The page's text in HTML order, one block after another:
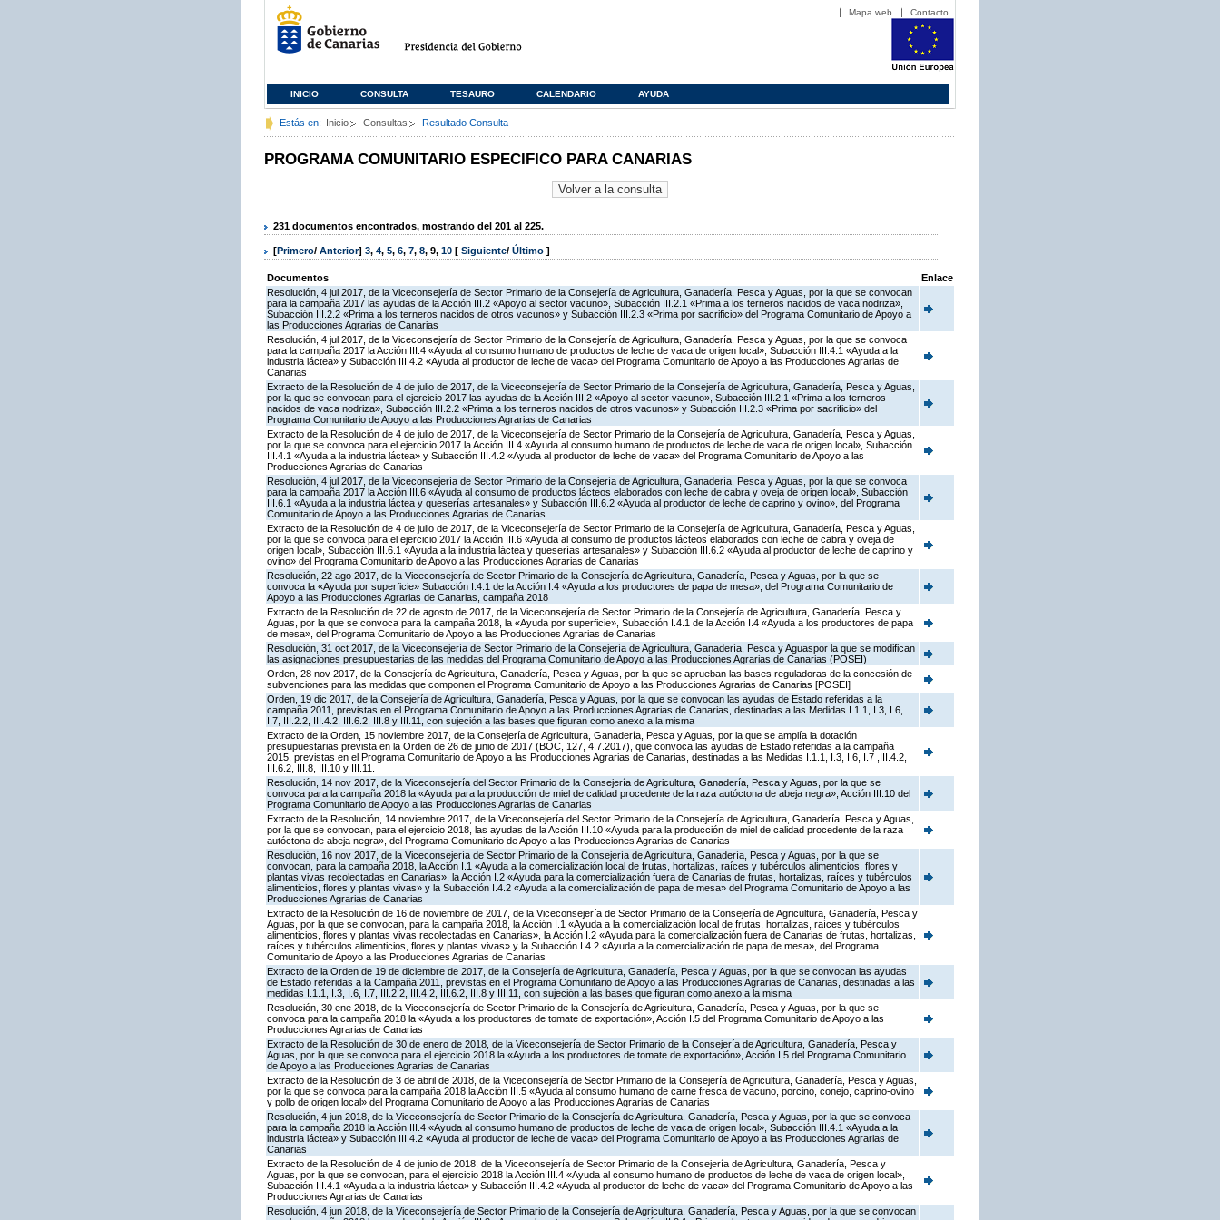
Mapa web Contacto
INICIO CONSULTA TESAURO CALENDARIO AYUDA
Estás en: Inicio Consultas Resultado Consulta
PROGRAMA COMUNITARIO ESPECIFICO PARA CANARIAS
231 documentos encontrados, mostrando del 201 al 225.
[Primero/ Anterior] 3, 4, 5, 6, 7, 8, 9, 10 [ Siguiente/ Último ]
Documentos
Enlace
Resolución, 4 jul 2017, de la Viceconsejería de Sector Primario de la Consejería de Agricultura, Ganadería, Pesca y Aguas, por la que se convocan
para la campaña 2017 las ayudas de la Acción III.2 «Apoyo al sector vacuno», Subacción III.2.1 «Prima a los terneros nacidos de vaca nodriza»,
Subacción III.2.2 «Prima a los terneros nacidos de otros vacunos» y Subacción III.2.3 «Prima por sacrificio» del Programa Comunitario de Apoyo a
las Producciones Agrarias de Canarias
Resolución, 4 jul 2017, de la Viceconsejería de Sector Primario de la Consejería de Agricultura, Ganadería, Pesca y Aguas, por la que se convoca
para la campaña 2017 la Acción III.4 «Ayuda al consumo humano de productos de leche de vaca de origen local», Subacción III.4.1 «Ayuda a la
industria láctea» y Subacción III.4.2 «Ayuda al productor de leche de vaca» del Programa Comunitario de Apoyo a las Producciones Agrarias de
Canarias
Extracto de la Resolución de 4 de julio de 2017, de la Viceconsejería de Sector Primario de la Consejería de Agricultura, Ganadería, Pesca y Aguas,
por la que se convocan para el ejercicio 2017 las ayudas de la Acción III.2 «Apoyo al sector vacuno», Subacción III.2.1 «Prima a los terneros
nacidos de vaca nodriza», Subacción III.2.2 «Prima a los terneros nacidos de otros vacunos» y Subacción III.2.3 «Prima por sacrificio» del
Programa Comunitario de Apoyo a las Producciones Agrarias de Canarias
Extracto de la Resolución de 4 de julio de 2017, de la Viceconsejería de Sector Primario de la Consejería de Agricultura, Ganadería, Pesca y Aguas,
por la que se convoca para el ejercicio 2017 la Acción III.4 «Ayuda al consumo humano de productos de leche de vaca de origen local», Subacción
III.4.1 «Ayuda a la industria láctea» y Subacción III.4.2 «Ayuda al productor de leche de vaca» del Programa Comunitario de Apoyo a las
Producciones Agrarias de Canarias
Resolución, 4 jul 2017, de la Viceconsejería de Sector Primario de la Consejería de Agricultura, Ganadería, Pesca y Aguas, por la que se convoca
para la campaña 2017 la Acción III.6 «Ayuda al consumo de productos lácteos elaborados con leche de cabra y oveja de origen local», Subacción
III.6.1 «Ayuda a la industria láctea y queserías artesanales» y Subacción III.6.2 «Ayuda al productor de leche de caprino y ovino», del Programa
Comunitario de Apoyo a las Producciones Agrarias de Canarias
Extracto de la Resolución de 4 de julio de 2017, de la Viceconsejería de Sector Primario de la Consejería de Agricultura, Ganadería, Pesca y Aguas,
por la que se convoca para el ejercicio 2017 la Acción III.6 «Ayuda al consumo de productos lácteos elaborados con leche de cabra y oveja de
origen local», Subacción III.6.1 «Ayuda a la industria láctea y queserías artesanales» y Subacción III.6.2 «Ayuda al productor de leche de caprino y
ovino» del Programa Comunitario de Apoyo a las Producciones Agrarias de Canarias
Resolución, 22 ago 2017, de la Viceconsejería de Sector Primario de la Consejería de Agricultura, Ganadería, Pesca y Aguas, por la que se
convoca la «Ayuda por superficie» Subacción I.4.1 de la Acción I.4 «Ayuda a los productores de papa de mesa», del Programa Comunitario de
Apoyo a las Producciones Agrarias de Canarias, campaña 2018
Extracto de la Resolución de 22 de agosto de 2017, de la Viceconsejería de Sector Primario de la Consejería de Agricultura, Ganadería, Pesca y
Aguas, por la que se convoca para la campaña 2018, la «Ayuda por superficie», Subacción I.4.1 de la Acción I.4 «Ayuda a los productores de papa
de mesa», del Programa Comunitario de Apoyo a las Producciones Agrarias de Canarias
Resolución, 31 oct 2017, de la Viceconsejería de Sector Primario de la Consejería de Agricultura, Ganadería, Pesca y Aguaspor la que se modifican
las asignaciones presupuestarias de las medidas del Programa Comunitario de Apoyo a las Producciones Agrarias de Canarias (POSEI)
Orden, 28 nov 2017, de la Consejería de Agricultura, Ganadería, Pesca y Aguas, por la que se aprueban las bases reguladoras de la concesión de
subvenciones para las medidas que componen el Programa Comunitario de Apoyo a las Producciones Agrarias de Canarias [POSEI]
Orden, 19 dic 2017, de la Consejería de Agricultura, Ganadería, Pesca y Aguas, por la que se convocan las ayudas de Estado referidas a la
campaña 2011, previstas en el Programa Comunitario de Apoyo a las Producciones Agrarias de Canarias, destinadas a las Medidas I.1.1, I.3, I.6,
I.7, III.2.2, III.4.2, III.6.2, III.8 y III.11, con sujeción a las bases que figuran como anexo a la misma
Extracto de la Orden, 15 noviembre 2017, de la Consejería de Agricultura, Ganadería, Pesca y Aguas, por la que se amplía la dotación
presupuestarias prevista en la Orden de 26 de junio de 2017 (BOC, 127, 4.7.2017), que convoca las ayudas de Estado referidas a la campaña
2015, previstas en el Programa Comunitario de Apoyo a las Producciones Agrarias de Canarias, destinadas a las Medidas I.1.1, I.3, I.6, I.7 ,III.4.2,
III.6.2, III.8, III.10 y III.11.
Resolución, 14 nov 2017, de la Viceconsejería del Sector Primario de la Consejería de Agricultura, Ganadería, Pesca y Aguas, por la que se
convoca para la campaña 2018 la «Ayuda para la producción de miel de calidad procedente de la raza autóctona de abeja negra», Acción III.10 del
Programa Comunitario de Apoyo a las Producciones Agrarias de Canarias
Extracto de la Resolución, 14 noviembre 2017, de la Viceconsejería del Sector Primario de la Consejería de Agricultura, Ganadería, Pesca y Aguas,
por la que se convocan, para el ejercicio 2018, las ayudas de la Acción III.10 «Ayuda para la producción de miel de calidad procedente de la raza
autóctona de abeja negra», del Programa Comunitario de Apoyo a las Producciones Agrarias de Canarias
Resolución, 16 nov 2017, de la Viceconsejería de Sector Primario de la Consejería de Agricultura, Ganadería, Pesca y Aguas, por la que se
convocan, para la campaña 2018, la Acción I.1 «Ayuda a la comercialización local de frutas, hortalizas, raíces y tubérculos alimenticios, flores y
plantas vivas recolectadas en Canarias», la Acción I.2 «Ayuda para la comercialización fuera de Canarias de frutas, hortalizas, raíces y tubérculos
alimenticios, flores y plantas vivas» y la Subacción I.4.2 «Ayuda a la comercialización de papa de mesa» del Programa Comunitario de Apoyo a las
Producciones Agrarias de Canarias
Extracto de la Resolución de 16 de noviembre de 2017, de la Viceconsejería de Sector Primario de la Consejería de Agricultura, Ganadería, Pesca y
Aguas, por la que se convocan, para la campaña 2018, la Acción I.1 «Ayuda a la comercialización local de frutas, hortalizas, raíces y tubérculos
alimenticios, flores y plantas vivas recolectadas en Canarias», la Acción I.2 «Ayuda para la comercialización fuera de Canarias de frutas, hortalizas,
raíces y tubérculos alimenticios, flores y plantas vivas» y la Subacción I.4.2 «Ayuda a la comercialización de papa de mesa», del Programa
Comunitario de Apoyo a las Producciones Agrarias de Canarias
Extracto de la Orden de 19 de diciembre de 2017, de la Consejería de Agricultura, Ganadería, Pesca y Aguas, por la que se convocan las ayudas
de Estado referidas a la Campaña 2011, previstas en el Programa Comunitario de Apoyo a las Producciones Agrarias de Canarias, destinadas a las
medidas I.1.1, I.3, I.6, I.7, III.2.2, III.4.2, III.6.2, III.8 y III.11, con sujeción a las bases que figuran como anexo a la misma
Resolución, 30 ene 2018, de la Viceconsejería de Sector Primario de la Consejería de Agricultura, Ganadería, Pesca y Aguas, por la que se
convoca para la campaña 2018 la «Ayuda a los productores de tomate de exportación», Acción I.5 del Programa Comunitario de Apoyo a las
Producciones Agrarias de Canarias
Extracto de la Resolución de 30 de enero de 2018, de la Viceconsejería de Sector Primario de la Consejería de Agricultura, Ganadería, Pesca y
Aguas, por la que se convoca para el ejercicio 2018 la «Ayuda a los productores de tomate de exportación», Acción I.5 del Programa Comunitario
de Apoyo a las Producciones Agrarias de Canarias
Extracto de la Resolución de 3 de abril de 2018, de la Viceconsejería de Sector Primario de la Consejería de Agricultura, Ganadería, Pesca y Aguas,
por la que se convoca para la campaña 2018 la Acción III.5 «Ayuda al consumo humano de carne fresca de vacuno, porcino, conejo, caprino-ovino
y pollo de origen local» del Programa Comunitario de Apoyo a las Producciones Agrarias de Canarias
Resolución, 4 jun 2018, de la Viceconsejería de Sector Primario de la Consejería de Agricultura, Ganadería, Pesca y Aguas, por la que se convoca
para la campaña 2018 la Acción III.4 «Ayuda al consumo humano de productos de leche de vaca de origen local», Subacción III.4.1 «Ayuda a la
industria láctea» y Subacción III.4.2 «Ayuda al productor de leche de vaca» del Programa Comunitario de Apoyo a las Producciones Agrarias de
Canarias
Extracto de la Resolución de 4 de junio de 2018, de la Viceconsejería de Sector Primario de la Consejería de Agricultura, Ganadería, Pesca y
Aguas, por la que se convocan, para el ejercicio 2018 la Acción III.4 «Ayuda al consumo humano de productos de leche de vaca de origen local»,
Subacción III.4.1 «Ayuda a la industria láctea» y Subacción III.4.2 «Ayuda al productor de leche de vaca» del Programa Comunitario de Apoyo a las
Producciones Agrarias de Canarias
Resolución, 4 jun 2018, de la Viceconsejería de Sector Primario de la Consejería de Agricultura, Ganadería, Pesca y Aguas, por la que se convocan